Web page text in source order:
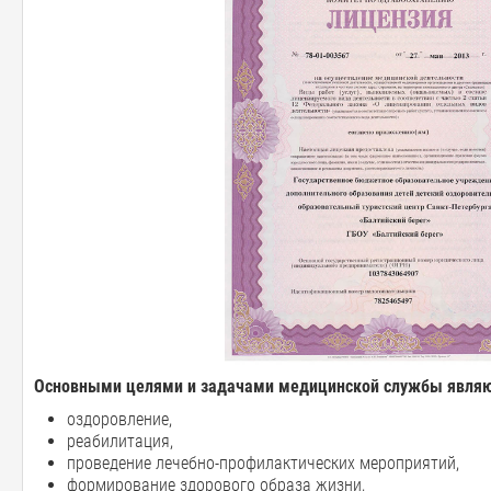
Основными целями и задачами медицинской службы
оздоровление,
реабилитация,
проведение лечебно-профилактических мероприятий,
формирование здорового образа жизни,